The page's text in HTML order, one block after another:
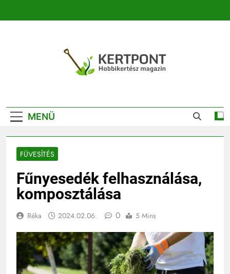
Kertészeti
Magazin |
Növényhatározó
MENÜ
FÜVESÍTÉS
Fűnyesedék felhasználása,
komposztálása
Réka 2024.02.06. 0 5 Mins